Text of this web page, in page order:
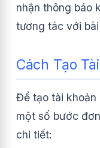
nhận thông báo
tương tác với
Cách Tạo
Để tạo tài khoản
một số bước
chi tiết: